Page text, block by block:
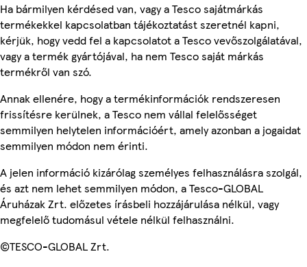
Ha bármilyen kérdésed van, vagy a Tesco sajátmárkás
termékekkel kapcsolatban tájékoztatást szeretnél kapni,
kérjük, hogy vedd fel a kapcsolatot a Tesco vevőszolgálatával,
vagy a termék gyártójával, ha nem Tesco saját márkás
termékről van szó.
Annak ellenére, hogy a termékinformációk rendszeresen
frissítésre kerülnek, a Tesco nem vállal felelősséget
semmilyen helytelen információért, amely azonban a jogaidat
semmilyen módon nem érinti.
A jelen információ kizárólag személyes felhasználásra szolgál,
és azt nem lehet semmilyen módon, a Tesco-GLOBAL
Áruházak Zrt. előzetes írásbeli hozzájárulása nélkül, vagy
megfelelő tudomásul vétele nélkül felhasználni.
©TESCO-GLOBAL Zrt.